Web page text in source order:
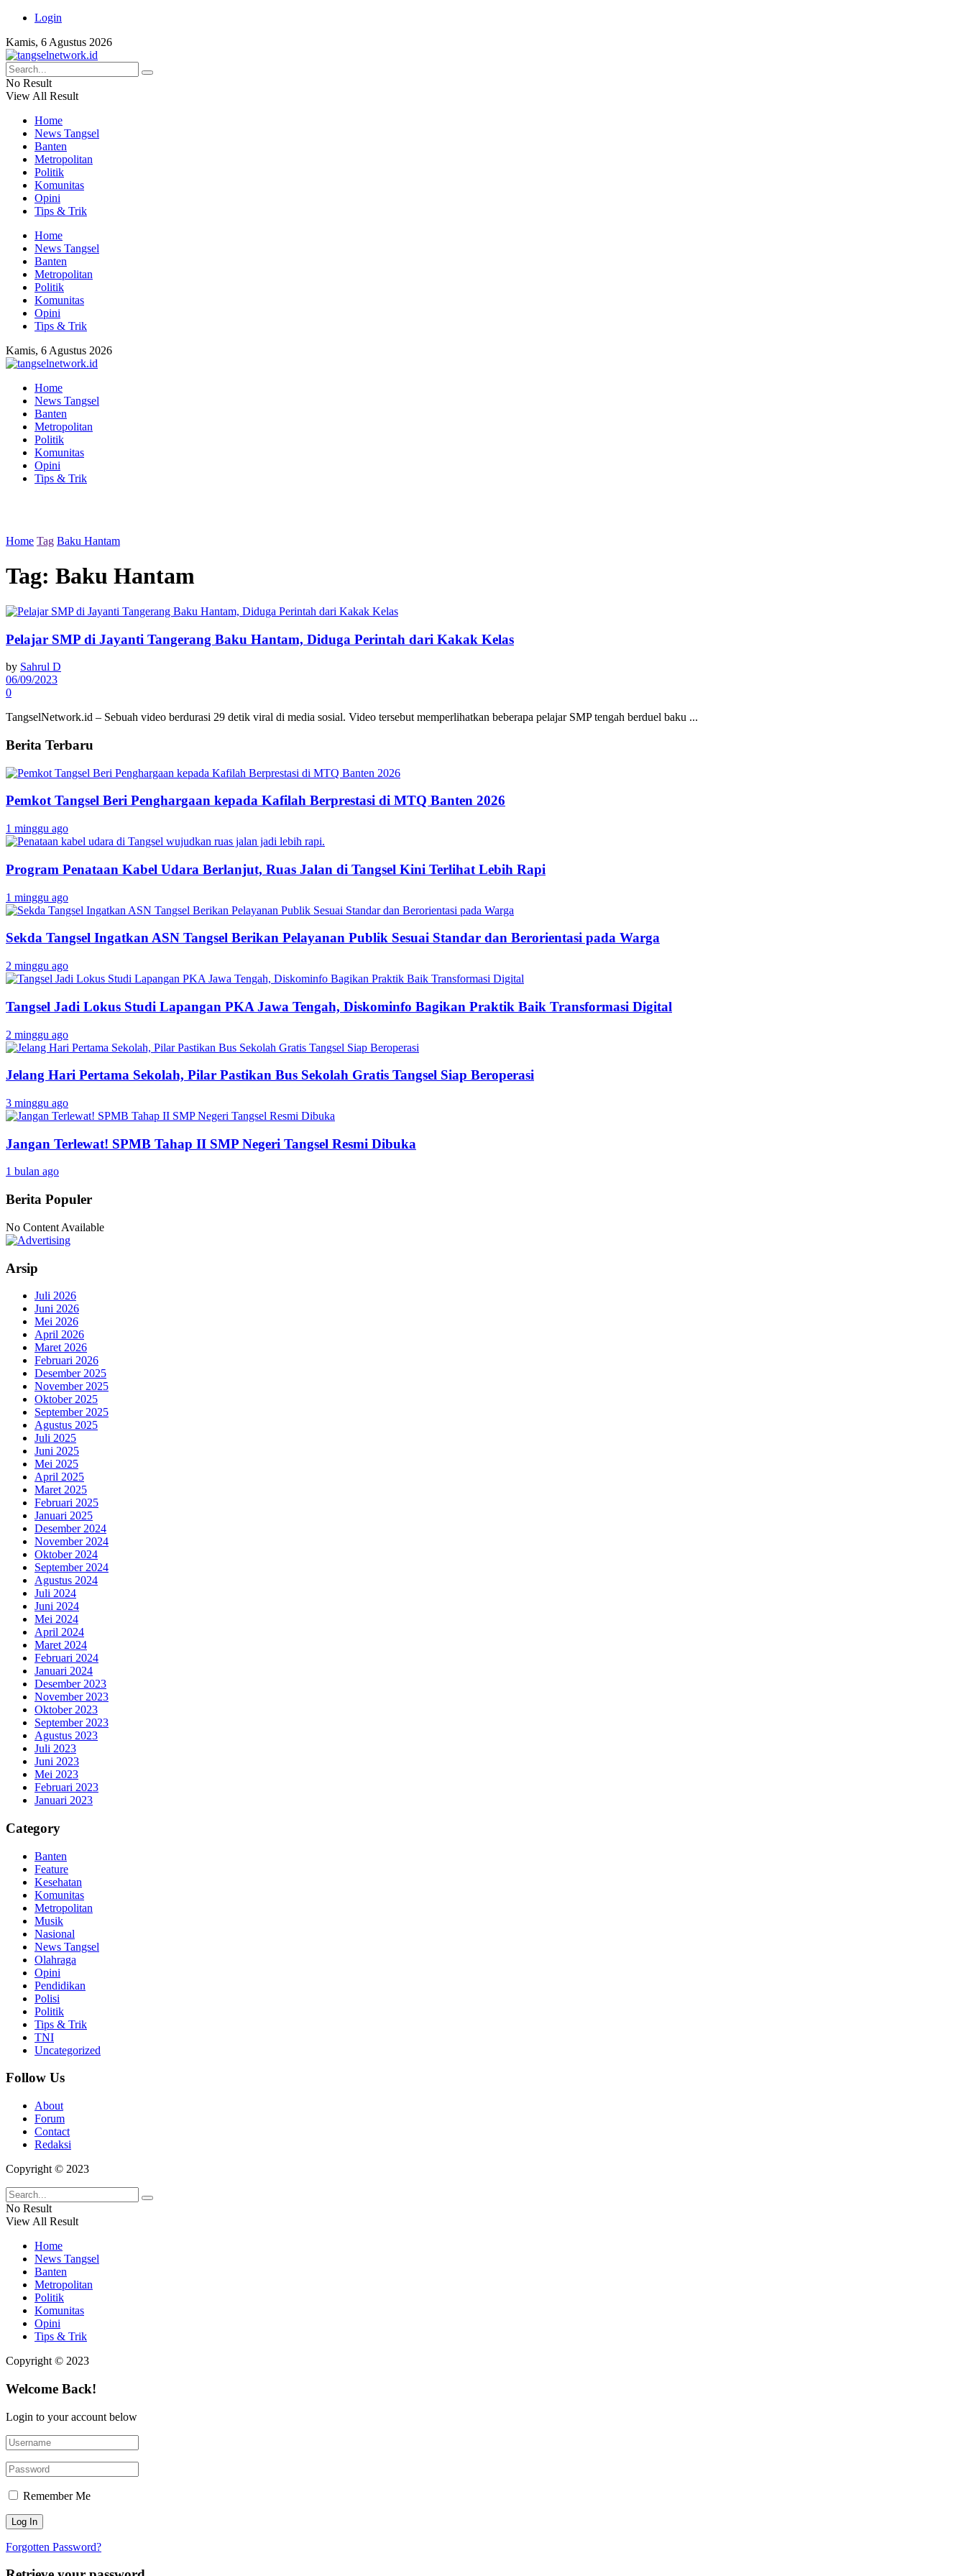
Login
Kamis, 6 Agustus 2026
No Result
View All Result
Home
News Tangsel
Banten
Metropolitan
Politik
Komunitas
Opini
Tips & Trik
Home
News Tangsel
Banten
Metropolitan
Politik
Komunitas
Opini
Tips & Trik
Kamis, 6 Agustus 2026
Home
News Tangsel
Banten
Metropolitan
Politik
Komunitas
Opini
Tips & Trik
Home Tag Baku Hantam
Tag: Baku Hantam
Pelajar SMP di Jayanti Tangerang Baku Hantam, Diduga Perintah dari Kakak Kelas
by Sahrul D
06/09/2023
0
TangselNetwork.id – Sebuah video berdurasi 29 detik viral di media sosial. Video tersebut memperlihatkan beberapa pelajar SMP tengah berduel baku ...
Berita Terbaru
Pemkot Tangsel Beri Penghargaan kepada Kafilah Berprestasi di MTQ Banten 2026
1 minggu ago
Program Penataan Kabel Udara Berlanjut, Ruas Jalan di Tangsel Kini Terlihat Lebih Rapi
1 minggu ago
Sekda Tangsel Ingatkan ASN Tangsel Berikan Pelayanan Publik Sesuai Standar dan Berorientasi pada Warga
2 minggu ago
Tangsel Jadi Lokus Studi Lapangan PKA Jawa Tengah, Diskominfo Bagikan Praktik Baik Transformasi Digital
2 minggu ago
Jelang Hari Pertama Sekolah, Pilar Pastikan Bus Sekolah Gratis Tangsel Siap Beroperasi
3 minggu ago
Jangan Terlewat! SPMB Tahap II SMP Negeri Tangsel Resmi Dibuka
1 bulan ago
Berita Populer
No Content Available
Arsip
Juli 2026
Juni 2026
Mei 2026
April 2026
Maret 2026
Februari 2026
Desember 2025
November 2025
Oktober 2025
September 2025
Agustus 2025
Juli 2025
Juni 2025
Mei 2025
April 2025
Maret 2025
Februari 2025
Januari 2025
Desember 2024
November 2024
Oktober 2024
September 2024
Agustus 2024
Juli 2024
Juni 2024
Mei 2024
April 2024
Maret 2024
Februari 2024
Januari 2024
Desember 2023
November 2023
Oktober 2023
September 2023
Agustus 2023
Juli 2023
Juni 2023
Mei 2023
Februari 2023
Januari 2023
Category
Banten
Feature
Kesehatan
Komunitas
Metropolitan
Musik
Nasional
News Tangsel
Olahraga
Opini
Pendidikan
Polisi
Politik
Tips & Trik
TNI
Uncategorized
Follow Us
About
Forum
Contact
Redaksi
Copyright © 2023
No Result
View All Result
Home
News Tangsel
Banten
Metropolitan
Politik
Komunitas
Opini
Tips & Trik
Copyright © 2023
Welcome Back!
Login to your account below
Remember Me
Forgotten Password?